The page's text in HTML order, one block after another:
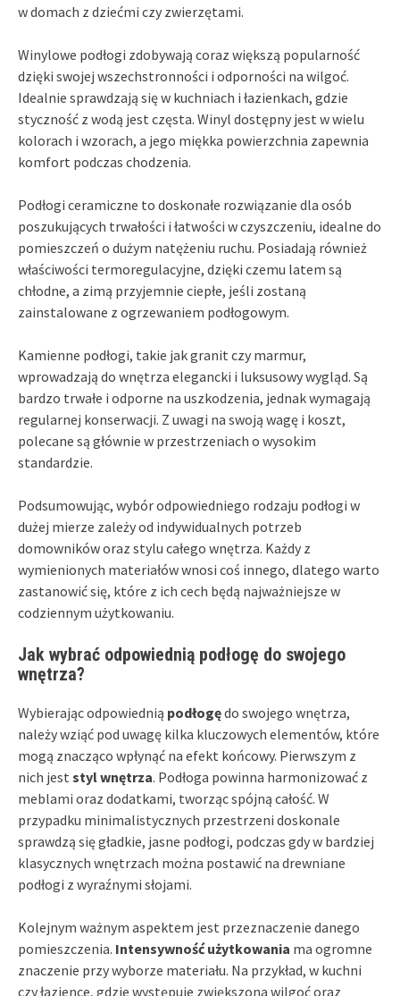
w domach z dziećmi czy zwierzętami.
Winylowe podłogi zdobywają coraz większą popularność
dzięki swojej wszechstronności i odporności na wilgoć.
Idealnie sprawdzają się w kuchniach i łazienkach, gdzie
styczność z wodą jest częsta. Winyl dostępny jest w wielu
kolorach i wzorach, a jego miękka powierzchnia zapewnia
komfort podczas chodzenia.
Podłogi ceramiczne to doskonałe rozwiązanie dla osób
poszukujących trwałości i łatwości w czyszczeniu, idealne do
pomieszczeń o dużym natężeniu ruchu. Posiadają również
właściwości termoregulacyjne, dzięki czemu latem są
chłodne, a zimą przyjemnie ciepłe, jeśli zostaną
zainstalowane z ogrzewaniem podłogowym.
Kamienne podłogi, takie jak granit czy marmur,
wprowadzają do wnętrza elegancki i luksusowy wygląd. Są
bardzo trwałe i odporne na uszkodzenia, jednak wymagają
regularnej konserwacji. Z uwagi na swoją wagę i koszt,
polecane są głównie w przestrzeniach o wysokim
standardzie.
Podsumowując, wybór odpowiedniego rodzaju podłogi w
dużej mierze zależy od indywidualnych potrzeb
domowników oraz stylu całego wnętrza. Każdy z
wymienionych materiałów wnosi coś innego, dlatego warto
zastanowić się, które z ich cech będą najważniejsze w
codziennym użytkowaniu.
Jak wybrać odpowiednią podłogę do swojego
wnętrza?
Wybierając odpowiednią podłogędo swojego wnętrza,
należy wziąć pod uwagę kilka kluczowych elementów, które
mogą znacząco wpłynąć na efekt końcowy. Pierwszym z
nich jest styl wnętrza. Podłoga powinna harmonizować z
meblami oraz dodatkami, tworząc spójną całość. W
przypadku minimalistycznych przestrzeni doskonale
sprawdzą się gładkie, jasne podłogi, podczas gdy w bardziej
klasycznych wnętrzach można postawić na drewniane
podłogi z wyraźnymi słojami.
Kolejnym ważnym aspektem jest przeznaczenie danego
pomieszczenia. Intensywność użytkowania ma ogromne
znaczenie przy wyborze materiału. Na przykład, w kuchni
czy łazience, gdzie występuje zwiększona wilgoć oraz